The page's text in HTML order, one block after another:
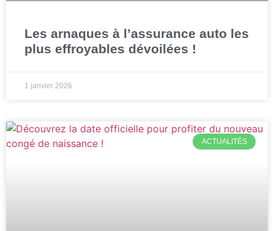
Les arnaques à l’assurance auto les
plus effroyables dévoilées !
1 janvier 2026
ACTUALITÉS